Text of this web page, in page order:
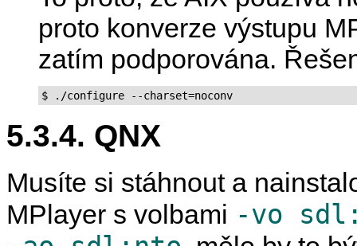
proto konverze výstupu
zatím podporována.
$ ./configure --charset=noconv
5.3.4. QNX
Musíte si stáhnout a
MPlayer s volbami -vo